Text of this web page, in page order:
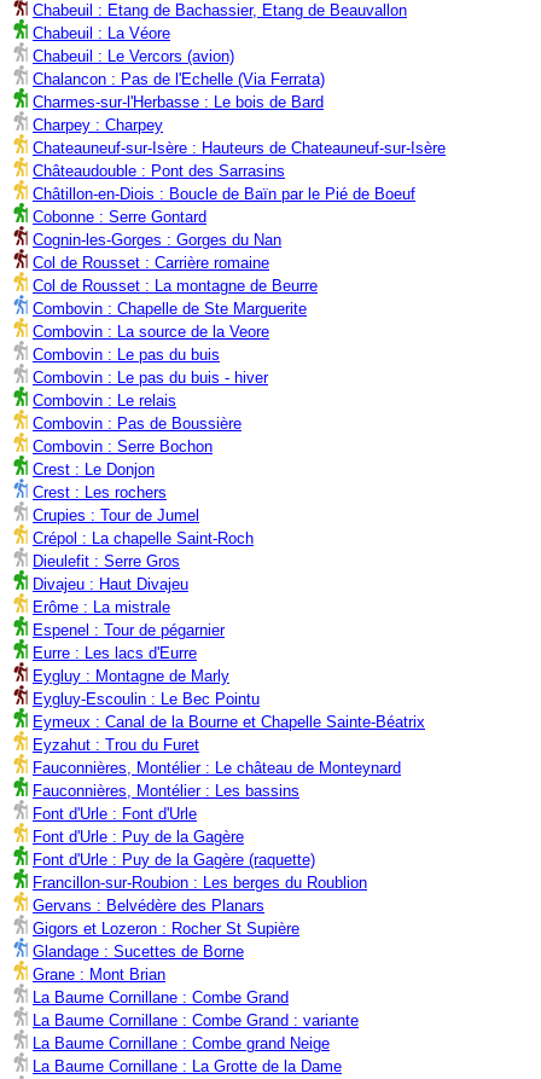
Chabeuil : Etang de Bachassier, Etang de Beauvallon
Chabeuil : La Véore
Chabeuil : Le Vercors (avion)
Chalancon : Pas de l'Echelle (Via Ferrata)
Charmes-sur-l'Herbasse : Le bois de Bard
Charpey : Charpey
Chateauneuf-sur-Isère : Hauteurs de Chateauneuf-sur-Isère
Châteaudouble : Pont des Sarrasins
Châtillon-en-Diois : Boucle de Baïn par le Pié de Boeuf
Cobonne : Serre Gontard
Cognin-les-Gorges : Gorges du Nan
Col de Rousset : Carrière romaine
Col de Rousset : La montagne de Beurre
Combovin : Chapelle de Ste Marguerite
Combovin : La source de la Veore
Combovin : Le pas du buis
Combovin : Le pas du buis - hiver
Combovin : Le relais
Combovin : Pas de Boussière
Combovin : Serre Bochon
Crest : Le Donjon
Crest : Les rochers
Crupies : Tour de Jumel
Crépol : La chapelle Saint-Roch
Dieulefit : Serre Gros
Divajeu : Haut Divajeu
Erôme : La mistrale
Espenel : Tour de pégarnier
Eurre : Les lacs d'Eurre
Eygluy : Montagne de Marly
Eygluy-Escoulin : Le Bec Pointu
Eymeux : Canal de la Bourne et Chapelle Sainte-Béatrix
Eyzahut : Trou du Furet
Fauconnières, Montélier : Le château de Monteynard
Fauconnières, Montélier : Les bassins
Font d'Urle : Font d'Urle
Font d'Urle : Puy de la Gagère
Font d'Urle : Puy de la Gagère (raquette)
Francillon-sur-Roubion : Les berges du Roublion
Gervans : Belvédère des Planars
Gigors et Lozeron : Rocher St Supière
Glandage : Sucettes de Borne
Grane : Mont Brian
La Baume Cornillane : Combe Grand
La Baume Cornillane : Combe Grand : variante
La Baume Cornillane : Combe grand Neige
La Baume Cornillane : La Grotte de la Dame